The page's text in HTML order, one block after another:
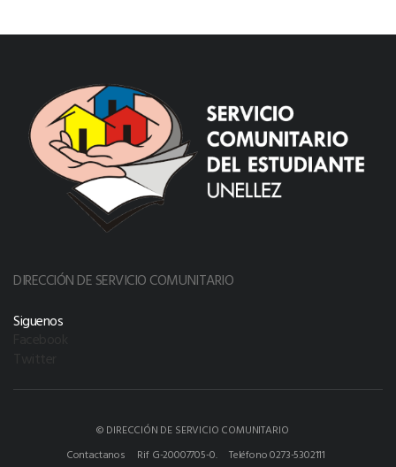
DIRECCIÓN DE SERVICIO COMUNITARIO
Siguenos
© DIRECCIÓN DE SERVICIO COMUNITARIO
Contactanos
Rif G-20007705-0.
Teléfono 0273-5302111